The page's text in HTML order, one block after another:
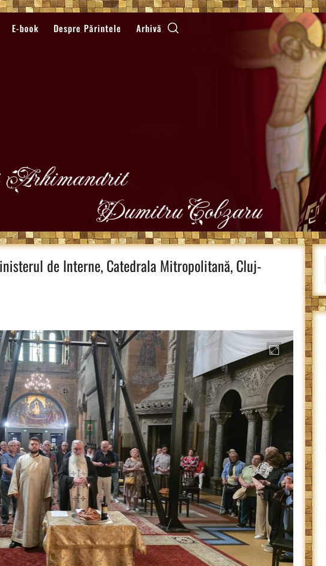
E-book Despre Părintele Arhivă
de Interne, Catedrala Mitropolitană, Cluj-